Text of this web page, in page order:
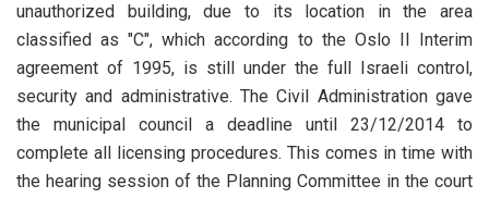
unauthorized building, due to its location in the area
classified as "C", which according to the Oslo II Interim
agreement of 1995, is still under the full Israeli control,
security and administrative. The Civil Administration gave
the municipal council a deadline until 23/12/2014 to
complete all licensing procedures. This comes in time with
the hearing session of the Planning Committee in the court